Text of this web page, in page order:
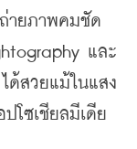
ายภาพคมชัด
และ
ด้สวยแม้ในแสง
โซเชียลมีเดีย